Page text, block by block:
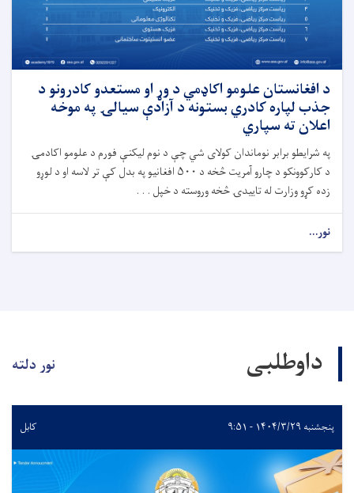
د افغانستان علومو اکاډمي د وړ او مستعدو کادرونو د
جذب لپاره کادري بستونه د آزادې سیالۍ په موخه
اعلان ته سپاري
په شرایطو برابر نوماندان کولای شي چې د نوم لیکنې فورم د علومو اکادمۍ
د کارکوونکو د چارو آمریت څخه د ۵۰۰ افغانیو په بدل کې تر لاسه او د لوړو
زده کړو وزارت له تاییدۍ څخه وروسته د خپل . . .
نور...
داوطلبی نور دلته
پنجشنبه ۱۴۰۴/۳/۲۹ - ۹:۵۱ کابل